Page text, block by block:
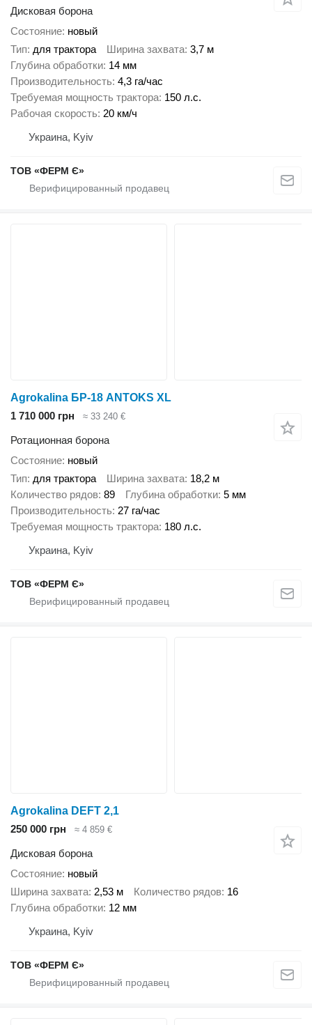
Дисковая борона
Состояние новый
Тип для трактора Ширина захвата 3,7 м
Глубина обработки 14 мм
Производительность 4,3 га/час
Требуемая мощность трактора 150 л.с.
Рабочая скорость 20 км/ч
Украина, Kyiv
ТОВ «ФЕРМ Є»
Agrokalina БР-18 ANTOKS XL
1 710 000 грн
≈ 33 240 €
Ротационная борона
Состояние новый
Тип для трактора Ширина захвата 18,2 м
Количество рядов 89 Глубина обработки 5 мм
Производительность 27 га/час
Требуемая мощность трактора 180 л.с.
Украина, Kyiv
ТОВ «ФЕРМ Є»
Agrokalina DEFT 2,1
250 000 грн
≈ 4 859 €
Дисковая борона
Состояние новый
Ширина захвата 2,53 м Количество рядов 16
Глубина обработки 12 мм
Украина, Kyiv
ТОВ «ФЕРМ Є»